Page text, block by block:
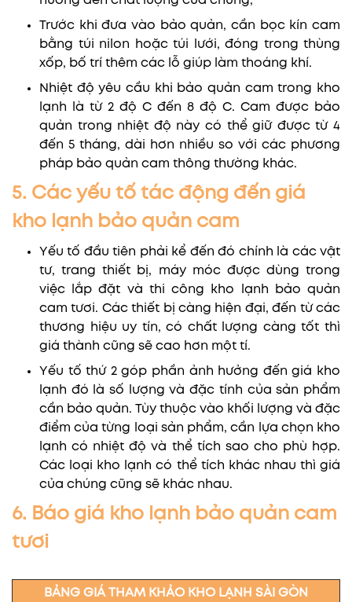
Trước khi đưa vào bảo quản, cần bọc kín cam
bằng túi nilon hoặc túi lưới, đóng trong thùng
xốp, bố trí thêm các lỗ giúp làm thoáng khí.
Nhiệt độ yêu cầu khi bảo quản cam trong kho
lạnh là từ 2 độ C đến 8 độ C. Cam được bảo
quản trong nhiệt độ này có thể giữ được từ 4
đến 5 tháng, dài hơn nhiều so với các phương
pháp bảo quản cam thông thường khác.
5. Các yếu tố tác động đến giá
kho lạnh bảo quản cam
Yếu tố đầu tiên phải kể đến đó chính là các vật
tư, trang thiết bị, máy móc được dùng trong
việc lắp đặt và thi công kho lạnh bảo quản
cam tươi. Các thiết bị càng hiện đại, đến từ các
thương hiệu uy tín, có chất lượng càng tốt thì
giá thành cũng sẽ cao hơn một tí.
Yếu tố thứ 2 góp phần ảnh hưởng đến giá kho
lạnh đó là số lượng và đặc tính của sản phẩm
cần bảo quản. Tùy thuộc vào khối lượng và đặc
điểm của từng loại sản phẩm, cần lựa chọn kho
lạnh có nhiệt độ và thể tích sao cho phù hợp.
Các loại kho lạnh có thể tích khác nhau thì giá
của chúng cũng sẽ khác nhau.
6. Báo giá kho lạnh bảo quản cam
tươi
BẢNG GIÁ THAM KHẢO KHO LẠNH SÀI GÒN